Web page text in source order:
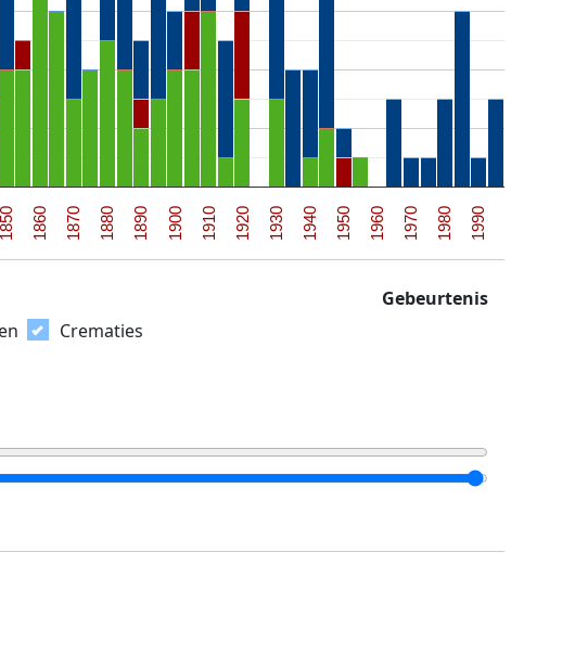
1850 1860 1870 1880 1890 1900 1910 1920 1930 1940 1950 1960 1970 1980 1990
Gebeurtenis
Crematies